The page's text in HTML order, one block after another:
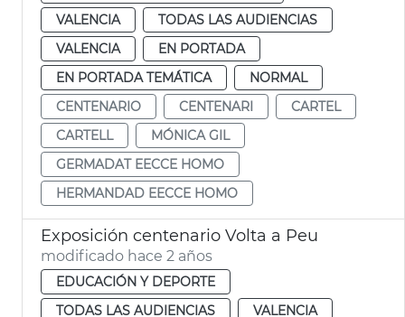
VALENCIA
TODAS LAS AUDIENCIAS
VALENCIA
EN PORTADA
EN PORTADA TEMÁTICA
NORMAL
CENTENARIO
CENTENARI
CARTEL
CARTELL
MÓNICA GIL
GERMADAT EECCE HOMO
HERMANDAD EECCE HOMO
Exposición centenario Volta a Peu
modificado hace 2 años
EDUCACIÓN Y DEPORTE
TODAS LAS AUDIENCIAS
VALENCIA